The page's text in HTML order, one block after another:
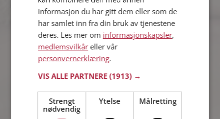
Eventyrlyst
17% Humor
Trygghet
informasjon du har gitt dem eller som de
har samlet inn fra din bruk av tjenestene
deres. Les mer om informasjonskapsler,
medlemsvilkåreller vår
personvernerklæring.
VIS ALLE PARTNERE(1913) →
Strengt
nødvendig
Ytelse Målretting